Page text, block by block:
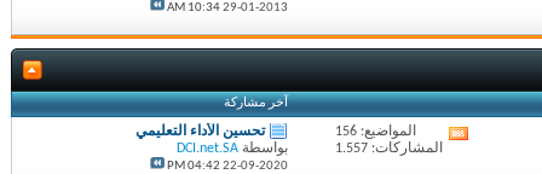
المنتدى
29-01-2013
10:34 AM
آخر مشاركة
مشاهدة
تغذيات
المواضيع: 156
المشاركات: 1.557
تحسين الأداء التعليمي
بواسطةDCI.net.SA
22-09-2020
04:42 PM